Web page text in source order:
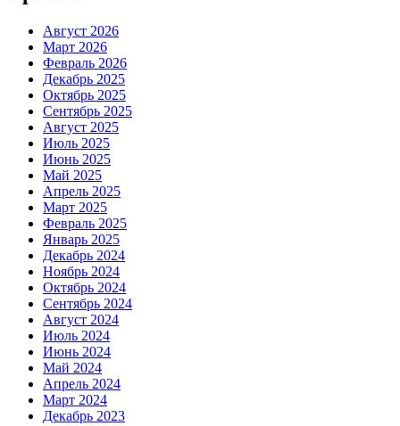
Август 2026
Март 2026
Февраль 2026
Декабрь 2025
Октябрь 2025
Сентябрь 2025
Август 2025
Июль 2025
Июнь 2025
Май 2025
Апрель 2025
Март 2025
Февраль 2025
Январь 2025
Декабрь 2024
Ноябрь 2024
Октябрь 2024
Сентябрь 2024
Август 2024
Июль 2024
Июнь 2024
Май 2024
Апрель 2024
Март 2024
Декабрь 2023